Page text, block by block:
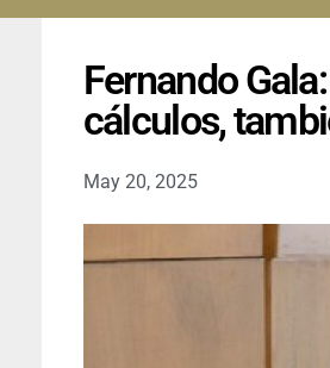
Fernando
cálculos,
May 20, 2025